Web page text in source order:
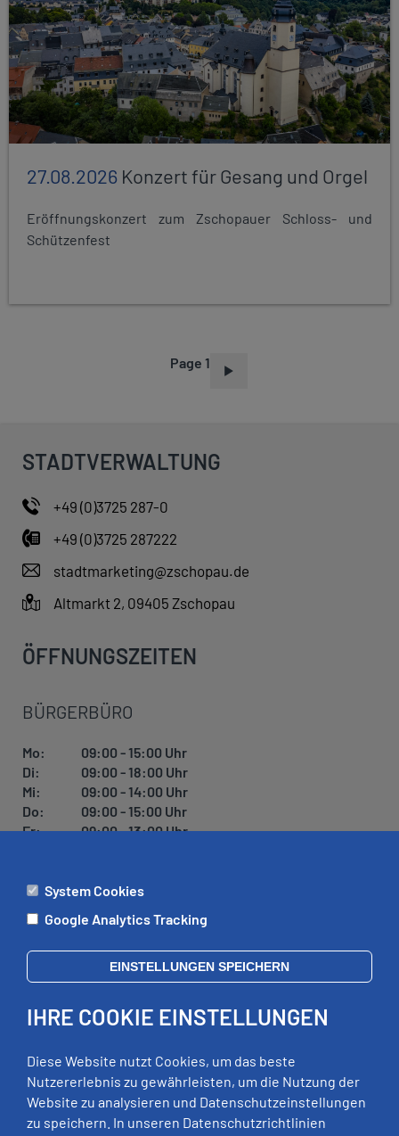
27.08.2026 Konzert für Gesang und Orgel
Eröffnungskonzert zum Zschopauer Schloss- und
Schützenfest
Page 1
STADTVERWALTUNG
+49 (0)3725 287-0
+49 (0)3725 287222
stadtmarketing@zschopau.de
Altmarkt 2, 09405 Zschopau
ÖFFNUNGSZEITEN
BÜRGERBÜRO
Mo:
09:00 - 15:00 Uhr
Di:
09:00 - 18:00 Uhr
Mi:
09:00 - 14:00 Uhr
Do:
09:00 - 15:00 Uhr
Fr:
09:00 - 13:00 Uhr
ÄMTER
Di:
09:00 - 12:00 Uhr, 13:00 - 18:00 Uhr
Mi:
geschlossen
Fr:
09:00 - 12:00 Uhr
RECHTLICHES
System Cookies
Google Analytics Tracking
EINSTELLUNGEN SPEICHERN
IHRE COOKIE EINSTELLUNGEN
Diese Website nutzt Cookies, um das beste
Nutzererlebnis zu gewährleisten, um die Nutzung der
Website zu analysieren und Datenschutzeinstellungen
zu speichern. In unseren Datenschutzrichtlinien